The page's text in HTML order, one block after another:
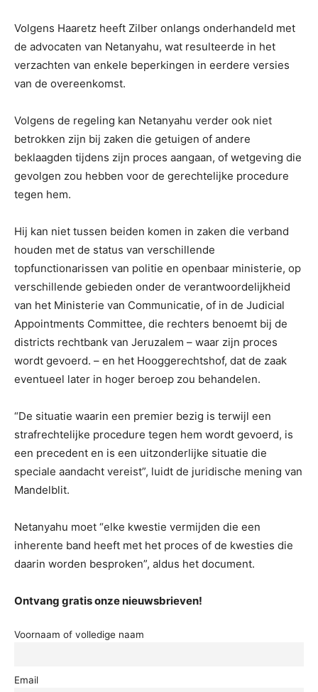
Volgens Haaretz heeft Zilber onlangs onderhandeld met
de advocaten van Netanyahu, wat resulteerde in het
verzachten van enkele beperkingen in eerdere versies
van de overeenkomst.
Volgens de regeling kan Netanyahu verder ook niet
betrokken zijn bij zaken die getuigen of andere
beklaagden tijdens zijn proces aangaan, of wetgeving die
gevolgen zou hebben voor de gerechtelijke procedure
tegen hem.
Hij kan niet tussen beiden komen in zaken die verband
houden met de status van verschillende
topfunctionarissen van politie en openbaar ministerie, op
verschillende gebieden onder de verantwoordelijkheid
van het Ministerie van Communicatie, of in de Judicial
Appointments Committee, die rechters benoemt bij de
districts rechtbank van Jeruzalem – waar zijn proces
wordt gevoerd. – en het Hooggerechtshof, dat de zaak
eventueel later in hoger beroep zou behandelen.
“De situatie waarin een premier bezig is terwijl een
strafrechtelijke procedure tegen hem wordt gevoerd, is
een precedent en is een uitzonderlijke situatie die
speciale aandacht vereist”, luidt de juridische mening van
Mandelblit.
Netanyahu moet “elke kwestie vermijden die een
inherente band heeft met het proces of de kwesties die
daarin worden besproken”, aldus het document.
Ontvang gratis onze nieuwsbrieven!
Voornaam of volledige naam
Email